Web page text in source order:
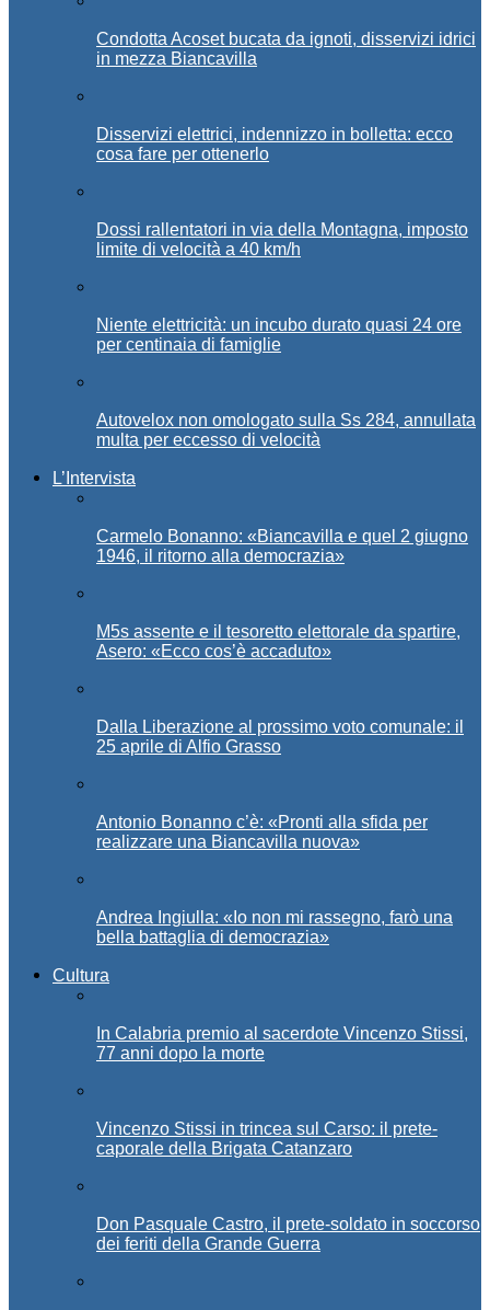
Condotta Acoset bucata da ignoti, disservizi idrici
in mezza Biancavilla
Disservizi elettrici, indennizzo in bolletta: ecco
cosa fare per ottenerlo
Dossi rallentatori in via della Montagna, imposto
limite di velocità a 40 km/h
Niente elettricità: un incubo durato quasi 24 ore
per centinaia di famiglie
Autovelox non omologato sulla Ss 284, annullata
multa per eccesso di velocità
L’Intervista
Carmelo Bonanno: «Biancavilla e quel 2 giugno
1946, il ritorno alla democrazia»
M5s assente e il tesoretto elettorale da spartire,
Asero: «Ecco cos’è accaduto»
Dalla Liberazione al prossimo voto comunale: il
25 aprile di Alfio Grasso
Antonio Bonanno c’è: «Pronti alla sfida per
realizzare una Biancavilla nuova»
Andrea Ingiulla: «Io non mi rassegno, farò una
bella battaglia di democrazia»
Cultura
In Calabria premio al sacerdote Vincenzo Stissi,
77 anni dopo la morte
Vincenzo Stissi in trincea sul Carso: il prete-
caporale della Brigata Catanzaro
Don Pasquale Castro, il prete-soldato in soccorso
dei feriti della Grande Guerra